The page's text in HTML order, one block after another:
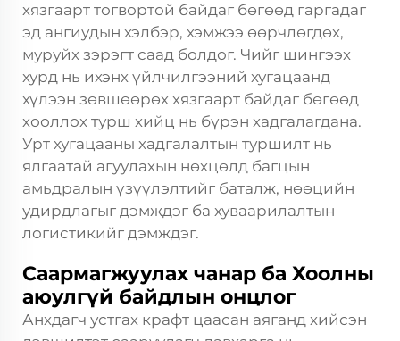
хязгаарт тогвортой байдаг бөгөөд гаргадаг
эд ангиудын хэлбэр, хэмжээ өөрчлөгдөх,
муруйх зэрэгт саад болдог. Чийг шингээх
хурд нь ихэнх үйлчилгээний хугацаанд
хүлээн зөвшөөрөх хязгаарт байдаг бөгөөд
хооллох турш хийц нь бүрэн хадгалагдана.
Урт хугацааны хадгалалтын туршилт нь
ялгаатай агуулахын нөхцөлд багцын
амьдралын үзүүлэлтийг баталж, нөөцийн
удирдлагыг дэмждэг ба хуваарилалтын
логистикийг дэмждэг.
Саармагжуулах чанар ба Хоолны
аюулгүй байдлын онцлог
Анхдагч устгах крафт цаасан аяганд хийсэн